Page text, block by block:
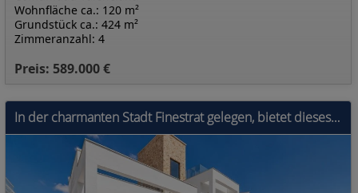
Preis: 589.000 €
Wohnfläche ca.: 120 m²
Grundstück ca.: 424 m²
Zimmeranzahl: 4
In der charmanten Stadt Finestrat gelegen, bietet dieses freistehende Chalet ein einzigartiges Wohnerlebnis mit Meerblick. Es ist für diejenigen konz